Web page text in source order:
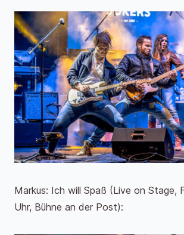
Markus: Ich will Spaß (Live on Stage,
Uhr, Bühne an der Post):